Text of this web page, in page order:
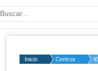
Palabra o frase:
Inicio Centros